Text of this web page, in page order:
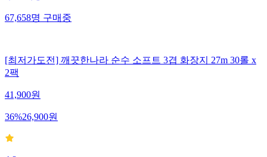
67,658명구매중
[최저가도전] 깨끗한나라 순수 소프트 3겹 화장지 27m 30롤 x
2팩
41,900원
36%26,900원